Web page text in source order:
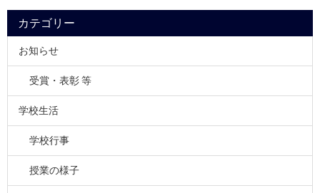
カテゴリー
お知らせ
受賞・表彰 等
学校生活
学校行事
授業の様子